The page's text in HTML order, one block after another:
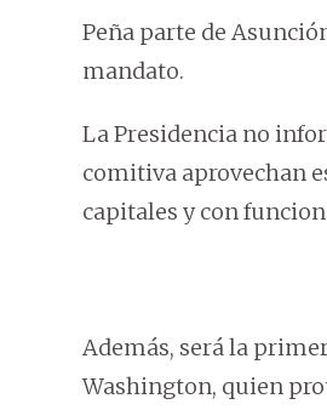
Peña parte de
mandato.
La Presidencia no
comitiva aprovechan
capitales y con
Además, será la
Washington, quien